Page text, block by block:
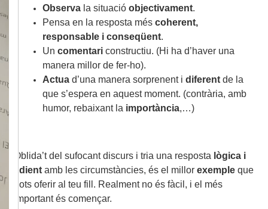
Observa la situació objectivament.
Pensa en la resposta més coherent,
responsable i conseqüent.
Un comentari constructiu. (Hi ha d’haver una
manera millor de fer-ho).
Actua d’una manera sorprenent i diferent de la
que s’espera en aquest moment. (contrària, amb
humor, rebaixant la importància,…)
Oblida’t del sufocant discurs i tria una resposta lògica i
adient amb les circumstàncies, és el millor exemple que
pots oferir al teu fill. Realment no és fàcil, i el més
important és començar.